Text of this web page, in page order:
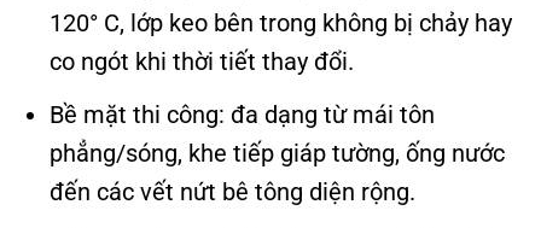
120° C, lớp keo bên trong không bị chảy hay
co ngót khi thời tiết thay đổi.
Bề mặt thi công: đa dạng từ mái tôn
phẳng/sóng, khe tiếp giáp tường, ống nước
đến các vết nứt bê tông diện rộng.